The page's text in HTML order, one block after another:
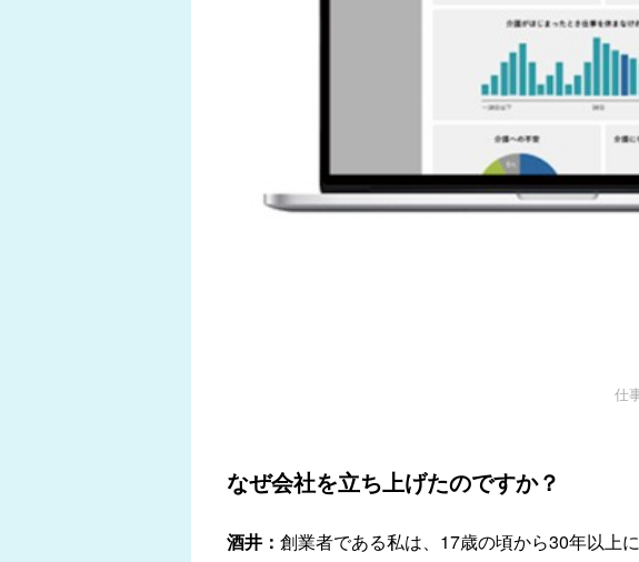
仕
なぜ会社を立ち上げたのですか？
酒井： 創業者である私は、17歳の頃から30年以上